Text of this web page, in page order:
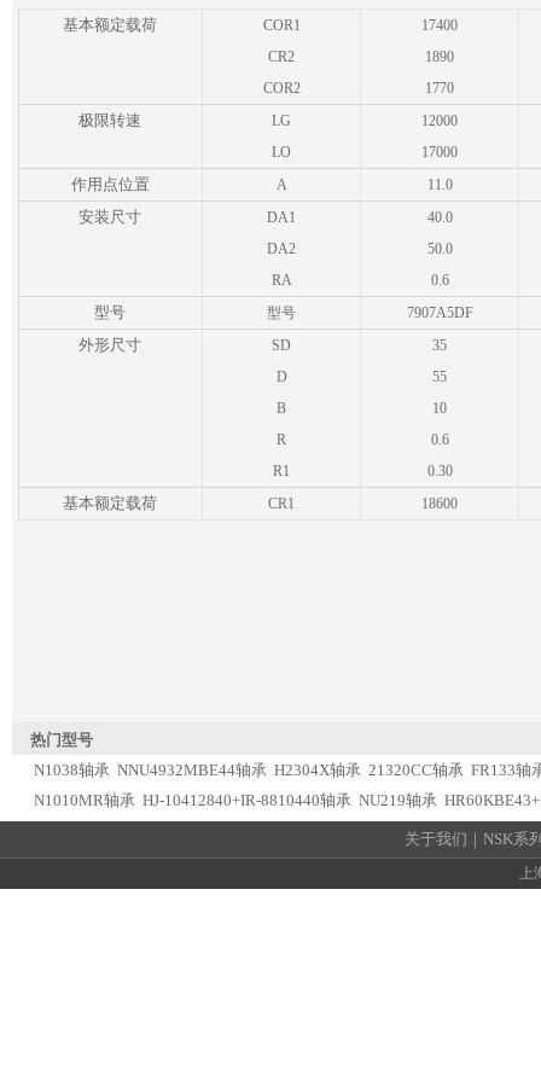
基本额定载荷 COR1
17400
CR2
1890
COR2
1770
极限转速 LG
12000
LO
17000
作用点位置 A 11.0
安装尺寸 DA1
40.0
DA2
50.0
RA
0.6
型号 型号 7907A5DF
外形尺寸 SD
35
D
55
B
10
R
0.6
R1
0.30
基本额定载荷 CR1 18600
热门型号
N1038轴承 NNU4932MBE44轴承 H2304X轴承 21320CC轴承 FR133轴
N1010MR轴承 HJ-10412840+IR-8810440轴承 NU219轴承
关于我们 NSK系